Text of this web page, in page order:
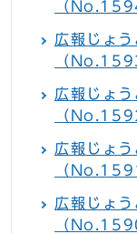
（
広報じょ
（
広報じょ
（
広報じょ
（
広報じょ
（